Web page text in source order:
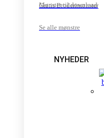
Mønster til download
Gratis Broderimønster
Se alle mønstre
NYHEDER